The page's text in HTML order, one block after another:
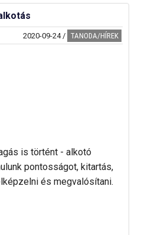
2020-09-24/ TANODA/HÍREK
is történt - alkotó
pontosságot, kitartás,
és megvalósítani.